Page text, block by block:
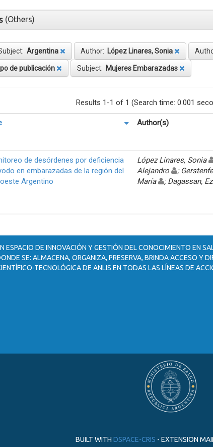
(Others)
Argentina Author: López Linares, Sonia
de publicación Subject: Mujeres Embarazadas
Results 1-1 of 1 (Search time: 0.001
Author(s)
de desórdenes por deficiencia
en embarazadas de la región del
Argentino
López Linares, Sonia
Alejandro
;
María
; Dagassan,
ESPACIO DE INNOVACIÓN Y GESTIÓN DEL CONOCIMIENTO EN
SE: ALMACENA, ORGANIZA, PRESERVA, BRINDA ACCESO Y
TECNOLÓGICA DE ANLIS EN TODAS LAS LÍNEAS DE
BUILT WITH DSPACE-CRIS - EXTENSION